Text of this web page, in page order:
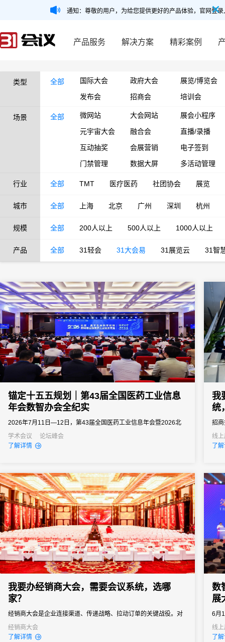
通知：尊敬的用户，为给您提供更好的产品体验，官网登
产品服务 解决方案 精彩案例
类型 全部 国际大会 政府大会
展览/博览会
发布会
招商会 培训会
场景 全部 微网站 大会网站
展会小程序
元宇宙大会
融合会
直播/录播
互动抽奖
会展营销
电子签到
门禁管理
数据大屏 多活动管理
行业 全部 TMT 医疗医药 社团协会 展览
城市 全部 上海 北京 广州 深圳 杭州
规模 全部 200人以上 500人以上 1000人以上
产品 全部 31轻会 31大会易 31展览云 31智
锚定十五五规划｜第43届全国医药工业信息
年会数智办会全纪实
2026年7月11日—12日，第43届全国医药工业信息年会暨2026北
京・昌平生命科学论坛落地北京昌平石油科技交流中心。大会由北
京市经信局、北京市药监局、昌平区政府等多部门联合主办，中国
学术会议
论坛峰会
了解详情
我
统
招
投
界
会
线
了
我要办经销商大会，需要会议系统，选哪
家？
经销商大会是企业连接渠道、传递战略、拉动订单的关键战役。对
品牌商而言，它不只是“开一场会”，而是年度政策发布、销售目标分
解、渠道关系维护的核心节点。一场成功的经销商大会，能让经销
经销商大会
了解详情
数
展
6月
食
州
线
了